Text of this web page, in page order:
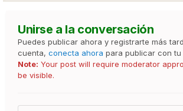
Unirse a la conversación
Puedes publicar ahora y registrarte más
cuenta, conecta ahora para publicar con tu
Note: Your post will require moderator
be visible.